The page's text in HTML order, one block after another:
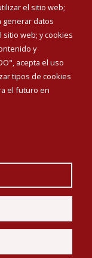
el sitio web;
generar datos
sitio web; y cookies
y
acepta el uso
tipos de cookies
el futuro en